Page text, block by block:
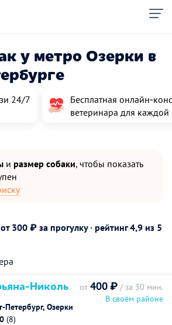
у метро Озерки в
24/7
Бесплатная
ветеринара для
и размер собаки, чтобы показать
300 ₽ за прогулку · рейтинг4,9 из 5
Николь
Петербург, Озерки
(8)
от 400 ₽ / за 30 мин.
В своём районе